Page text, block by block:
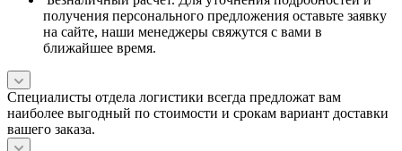
получения персонального предложения оставьте заявку
на сайте, наши менеджеры свяжутся с вами в
ближайшее время.
Специалисты отдела логистики всегда предложат вам
наиболее выгодный по стоимости и срокам вариант доставки
вашего заказа.